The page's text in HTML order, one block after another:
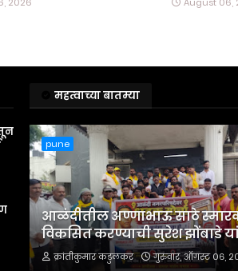
महत्वाच्या बातम्या
pune
आळंदीतील अण्णाभाऊ साठे
विकसित करण्याची सुरेश झोंबाडे
क्रांतीकुमार कडुलकर गुरुवार, ऑगस्ट ०६,